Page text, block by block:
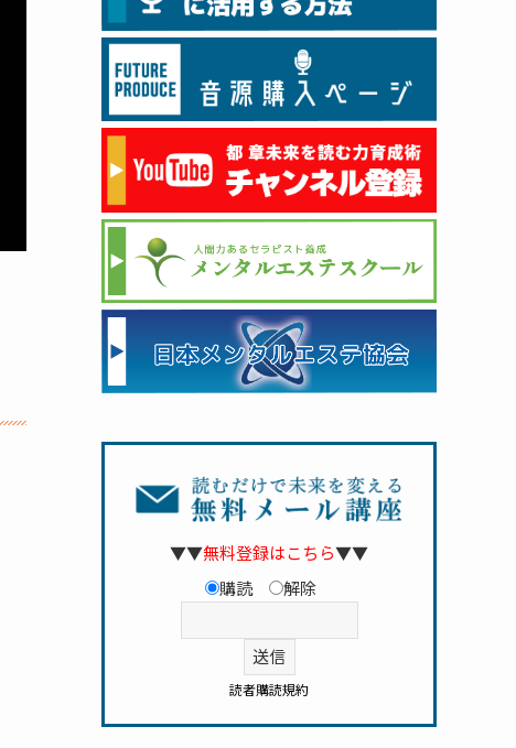
▼▼無料登録はこちら▼▼
購読
解除
読者購読規約